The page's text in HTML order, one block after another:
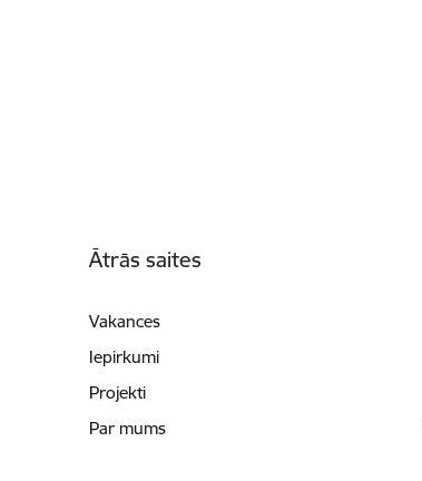
Ātrās saites
Vakances
Iepirkumi
Projekti
Par mums